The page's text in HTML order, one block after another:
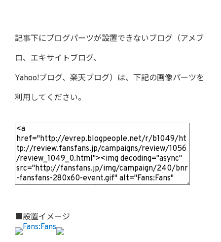
記事下にブログパーツが設置できないブログ（アメブ
ロ、エキサイトブログ、
Yahoo!ブログ、楽天ブログ）は、下記の画像パーツを
利用してください。
■設置イメージ